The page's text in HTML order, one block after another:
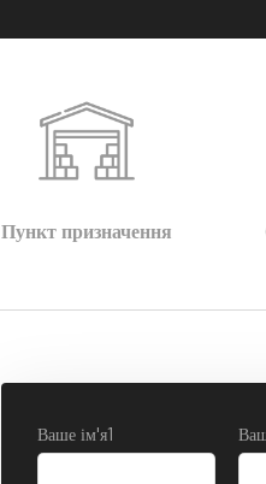
Пункт призначення
Ваше ім'я1